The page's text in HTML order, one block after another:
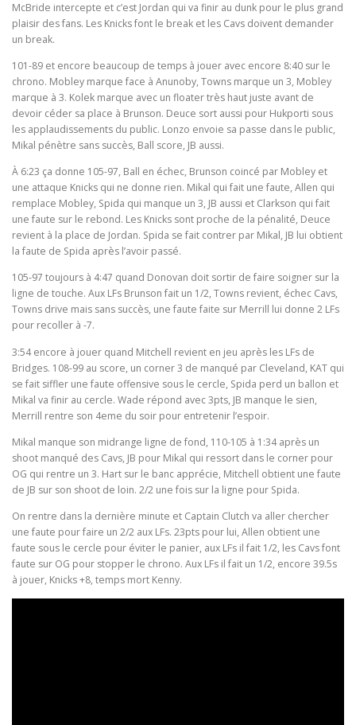
McBride intercepte et c’est Jordan qui va finir au dunk pour le plus grand
plaisir des fans. Les Knicks font le break et les Cavs doivent demander
un break.
101-89 et encore beaucoup de temps à jouer avec encore 8:40 sur le
chrono. Mobley marque face à Anunoby, Towns marque un 3, Mobley
marque à 3. Kolek marque avec un floater très haut juste avant de
devoir céder sa place à Brunson. Deuce sort aussi pour Hukporti sous
les applaudissements du public. Lonzo envoie sa passe dans le public,
Mikal pénètre sans succès, Ball score, JB aussi.
À 6:23 ça donne 105-97, Ball en échec, Brunson coincé par Mobley et
une attaque Knicks qui ne donne rien. Mikal qui fait une faute, Allen qui
remplace Mobley, Spida qui manque un 3, JB aussi et Clarkson qui fait
une faute sur le rebond. Les Knicks sont proche de la pénalité, Deuce
revient à la place de Jordan. Spida se fait contrer par Mikal, JB lui obtient
la faute de Spida après l’avoir passé.
105-97 toujours à 4:47 quand Donovan doit sortir de faire soigner sur la
ligne de touche. Aux LFs Brunson fait un 1/2, Towns revient, échec Cavs,
Towns drive mais sans succès, une faute faite sur Merrill lui donne 2 LFs
pour recoller à -7.
3:54 encore à jouer quand Mitchell revient en jeu après les LFs de
Bridges. 108-99 au score, un corner 3 de manqué par Cleveland, KAT qui
se fait siffler une faute offensive sous le cercle, Spida perd un ballon et
Mikal va finir au cercle. Wade répond avec 3pts, JB manque le sien,
Merrill rentre son 4eme du soir pour entretenir l’espoir.
Mikal manque son midrange ligne de fond, 110-105 à 1:34 après un
shoot manqué des Cavs, JB pour Mikal qui ressort dans le corner pour
OG qui rentre un 3. Hart sur le banc apprécie, Mitchell obtient une faute
de JB sur son shoot de loin. 2/2 une fois sur la ligne pour Spida.
On rentre dans la dernière minute et Captain Clutch va aller chercher
une faute pour faire un 2/2 aux LFs. 23pts pour lui, Allen obtient une
faute sous le cercle pour éviter le panier, aux LFs il fait 1/2, les Cavs font
faute sur OG pour stopper le chrono. Aux LFs il fait un 1/2, encore 39.5s
à jouer, Knicks +8, temps mort Kenny.